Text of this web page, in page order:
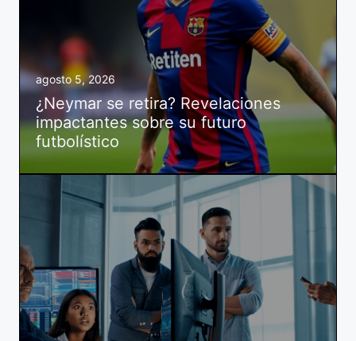
agosto 5, 2026
¿Neymar se retira? Revelaciones
impactantes sobre su futuro
futbolístico